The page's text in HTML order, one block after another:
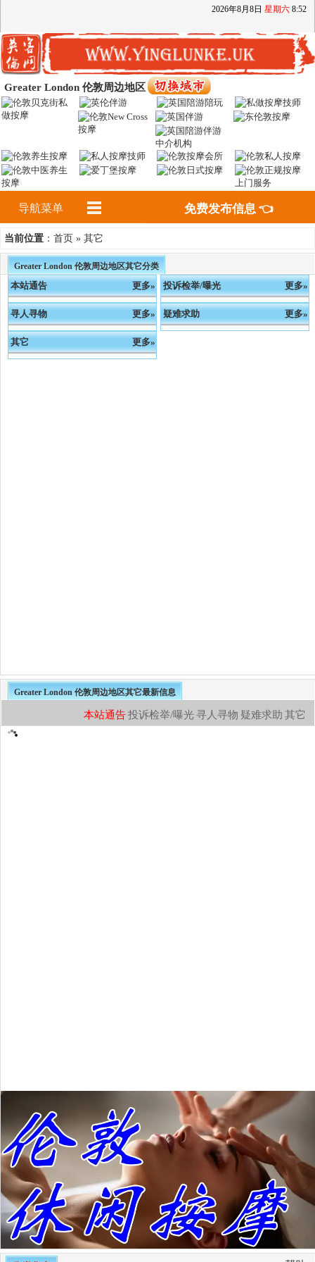
2026年8月 8日 星期六 8:52
Greater London 伦敦周边地区
导航菜单 免费发布信息 👈
当前位置 ： 首页 » 其它
Greater London 伦敦周边地区其它分类
本站通告 更多» 投诉检举/曝光 更多»
寻人寻物 更多» 疑难求助 更多»
其它 更多»
Greater London 伦敦周边地区其它最新信息
本站通告投诉检举/曝光寻人寻物 疑难求助 其它